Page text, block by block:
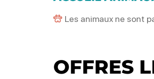
Les animaux ne sont
OFFRES